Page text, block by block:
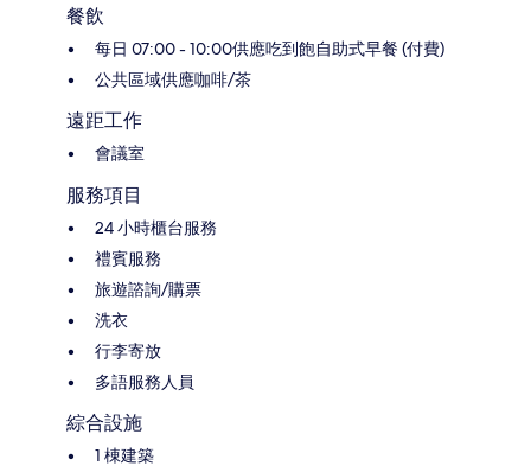
餐飲
每日 07:00 - 10:00供應吃到飽自助式早餐 (付費)
公共區域供應咖啡/茶
遠距工作
會議室
服務項目
24 小時櫃台服務
禮賓服務
旅遊諮詢/購票
洗衣
行李寄放
多語服務人員
綜合設施
1 棟建築